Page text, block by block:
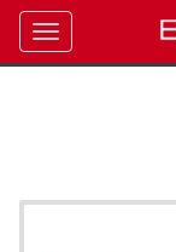
Toggle
navigation